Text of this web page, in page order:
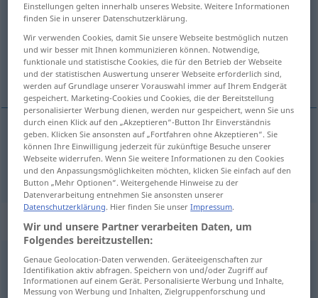
Übersicht aller Übersetzungen
(Für mehr Details die Übersetzung anklicken/antippen)
gelangweilt
gelangweilt bored
Beispielsätze für "bored"
boredstiff
zu Todegelangweilt
Einstellungen gelten innerhalb unseres Website. Weitere Informationen
finden Sie in unserer Datenschutzerklärung.
Wir verwenden Cookies, damit Sie unsere Webseite bestmöglich nutzen
und wir besser mit Ihnen kommunizieren können. Notwendige,
funktionale und statistische Cookies, die für den Betrieb der Webseite
und der statistischen Auswertung unserer Webseite erforderlich sind,
werden auf Grundlage unserer Vorauswahl immer auf Ihrem Endgerät
gespeichert. Marketing-Cookies und Cookies, die der Bereitstellung
personalisierter Werbung dienen, werden nur gespeichert, wenn Sie uns
durch einen Klick auf den „Akzeptieren“-Button Ihr Einverständnis
geben. Klicken Sie ansonsten auf „Fortfahren ohne Akzeptieren“. Sie
können Ihre Einwilligung jederzeit für zukünftige Besuche unserer
Webseite widerrufen. Wenn Sie weitere Informationen zu den Cookies
und den Anpassungsmöglichkeiten möchten, klicken Sie einfach auf den
Button „Mehr Optionen“. Weitergehende Hinweise zu der
Datenverarbeitung entnehmen Sie ansonsten unserer
Datenschutzerklärung. Hier finden Sie unserImpressum.
Wir und unsere Partner verarbeiten Daten, um
Folgendes bereitzustellen:
Genaue Geolocation-Daten verwenden. Geräteeigenschaften zur
Identifikation aktiv abfragen. Speichern von und/oder Zugriff auf
Informationen auf einem Gerät. Personalisierte Werbung und Inhalte,
Messung von Werbung und Inhalten, Zielgruppenforschung und